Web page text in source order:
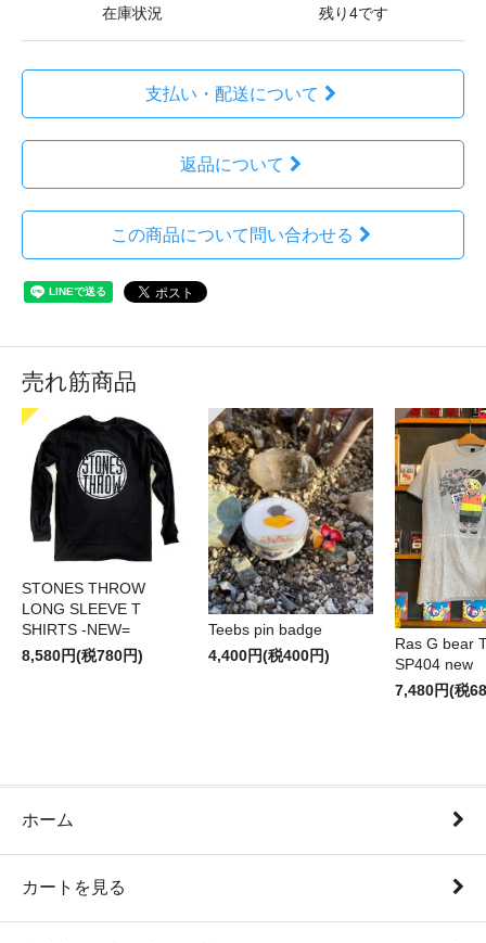
在庫状況 残り4です
支払い・配送について
返品について
この商品について問い合わせる
売れ筋商品
STONES THROW
LONG SLEEVE T
SHIRTS -NEW=
8,580円(税780円)
Teebs pin badge
4,400円(税400円)
Ras G bear
SP404 new
7,480円(税
ホーム
カートを見る